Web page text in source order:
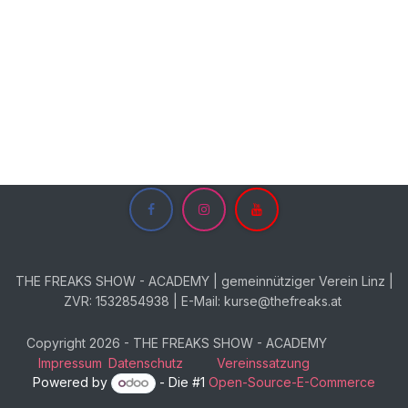
THE FREAKS SHOW - ACADEMY | gemeinnütziger Verein Linz |
ZVR: 1532854938 | E-Mail: kurse@thefreaks.at
Copyright 2026 - THE FREAKS SHOW - ACADEMY
Impressum Datenschutz
Vereinssatzung
Powered by
- Die #1 Open-Source-E-Commerce